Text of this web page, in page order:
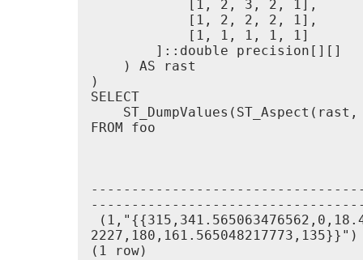
            [1, 2, 3, 2, 1],
            [1, 2, 2, 2, 1],
            [1, 1, 1, 1, 1]
        ]::double precision[][]
    ) AS rast
)
SELECT
ST_DumpValues(ST_Aspect(rast,
FROM foo
2227,180,161.565048217773,135}}")
(1 row)